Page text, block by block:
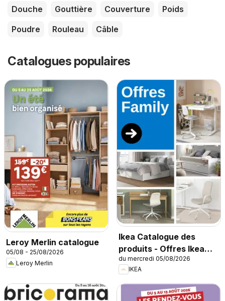
Douche
Gouttière Couverture
Poids
Poudre
Rouleau Câble
Catalogues populaires
Leroy Merlin catalogue
05/08 - 25/08/2026
Leroy Merlin
Ikea Catalogue des
produits - Offres Ikea
Family
du mercredi 05/08/2026
IKEA